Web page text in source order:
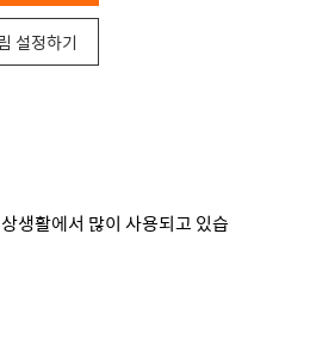
설정하기
생활에서 많이 사용되고 있습